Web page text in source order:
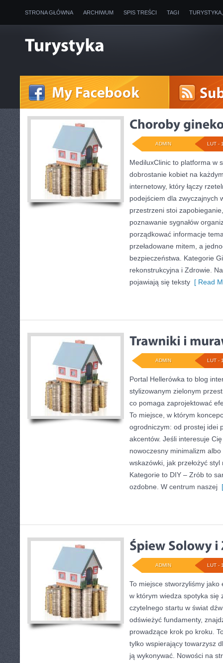
STRONA GŁÓWNA ARCHIWUM SPIS TREŚCI TAGI
LUT -
ADMIN
MediluxClinic to platforma w
dobrostanie kobiet na
internetowy, który łączy
podejściem dla zwyczajnych
przestrzeni stoi
poznawanie sygnałów
porządkować informacje
przeładowane mitem, a
bezpieczeństwa. Kategorie
rekonstrukcyjna i Zdrowie.
pojawiają się teksty [ Read
LUT -
ADMIN
Portal Hellerówka to blog
stylizowanym zielonym
co pomaga zaprojektować
To miejsce, w którym
ogrodniczym: od prostej idei
akcentów. Jeśli interesuje
nowoczesny minimalizm
wskazówki, jak przełożyć styl
Kategorie to DIY – Zrób to
ozdobne. W centrum naszej
LUT -
ADMIN
To miejsce stworzyliśmy
w którym wiedza spotyka się
czytelnego startu w świat
odświeżyć fundamenty,
prowadzące krok po kroku.
tylko wspierający towarzysz
ją wykonywać. Nowości na